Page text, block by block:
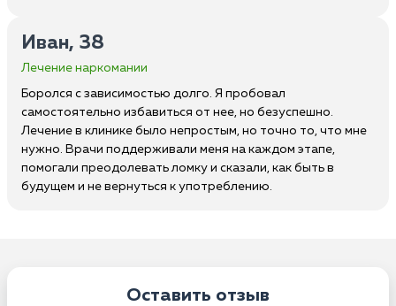
Иван, 38
Лечение наркомании
Боролся с зависимостью долго. Я пробовал
самостоятельно избавиться от нее, но безуспешно.
Лечение в клинике было непростым, но точно то, что мне
нужно. Врачи поддерживали меня на каждом этапе,
помогали преодолевать ломку и сказали, как быть в
будущем и не вернуться к употреблению.
Оставить отзыв